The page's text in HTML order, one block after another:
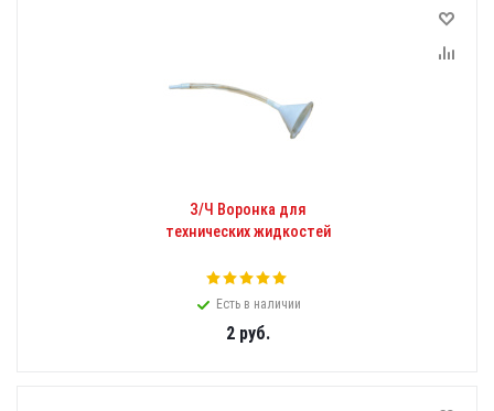
З/Ч Воронка для
технических жидкостей
Есть в наличии
2руб.